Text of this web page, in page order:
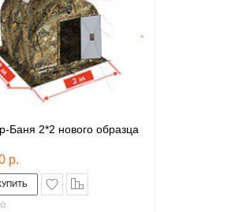
Баня 2*2 нового образца
р.
в закладки